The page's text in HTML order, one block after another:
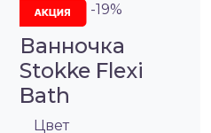
-19%
Ванночка
Stokke Flexi
Bath
Цвет